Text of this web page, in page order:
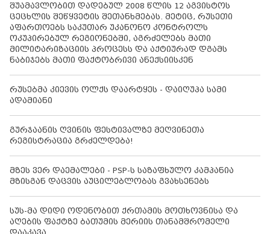
შუამავლობით დადებულ 2008 წლის 12 აგვისტოს
ცეცხლის შეწყვეტის შეთანხმებას. მეტიც, რუსეთი
აფართოებს საკუთარ უკანონო კონტროლს
ოკუპირებულ რეგიონებში, აგრძელებს მათი
მილიტარიზაციის პროცესს და აქტიურად დგამს
ნაბიჯებს მათი ფაქტობრივი ანექსიისკენ
რუსებმა კიევის ოლქს დაარტყეს - დაიღუპა სამი
ადამიანი
გურჯაანის ღვინის ფესტივალზე მეღვინეთა
რეგისტრაცია გრძელდება!
მზეს ვერ დაემალები - PSP-ს საზაფხულო კამპანია
მზისგან დაცვის აუცილებლობას გვახსენებს
სუს-მა დიდი ოდენობით ქრთამის მოთხოვნისა და
აღების ფაქტზე ბათუმის მერიის თანამშრომელი